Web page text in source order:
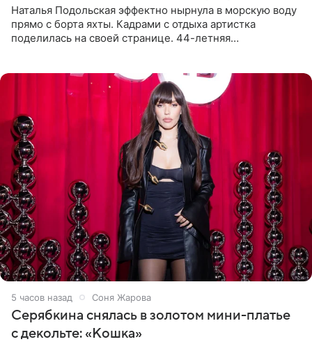
Наталья Подольская эффектно нырнула в морскую воду
прямо с борта яхты. Кадрами с отдыха артистка
поделилась на своей странице. 44-летняя
5 часов назад Соня Жарова
Серябкина снялась в золотом мини-платье
с декольте: «Кошка»